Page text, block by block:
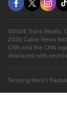
©2026 Trans Media,
2026 Cable News
CNN and the CNN
displayed with
Tentang Kami